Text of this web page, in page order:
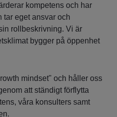
kompetens och har
tar eget ansvar och
rollbeskrivning. Vi är
bygger på öppenhet
mindset" och håller oss
att ständigt förflytta
våra konsulters samt